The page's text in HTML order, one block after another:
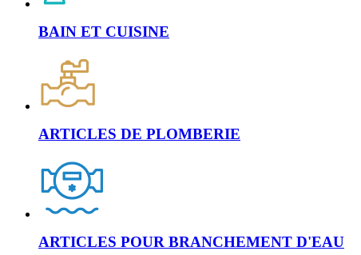
BAIN ET CUISINE
ARTICLES DE PLOMBERIE
ARTICLES POUR BRANCHEMENT D'EAU